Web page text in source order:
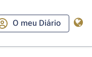
O meu Diário